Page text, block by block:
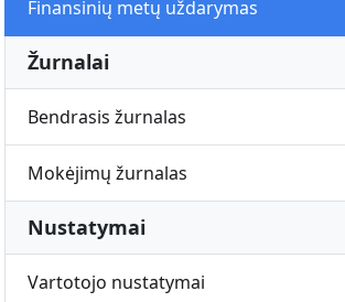
Finansinių metų uždarymas
Žurnalai
Bendrasis žurnalas
Mokėjimų žurnalas
Nustatymai
Vartotojo nustatymai